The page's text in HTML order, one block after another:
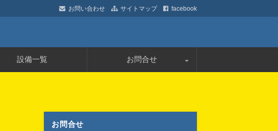
お問い合わせ サイトマップ facebook
クデザイン
設備一覧 お問合せ
お問合せ